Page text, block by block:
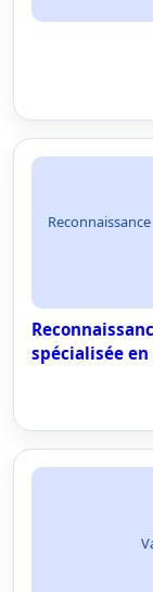
spécialisée en